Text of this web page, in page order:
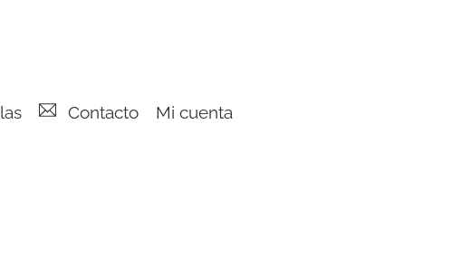
Contacto Mi cuenta